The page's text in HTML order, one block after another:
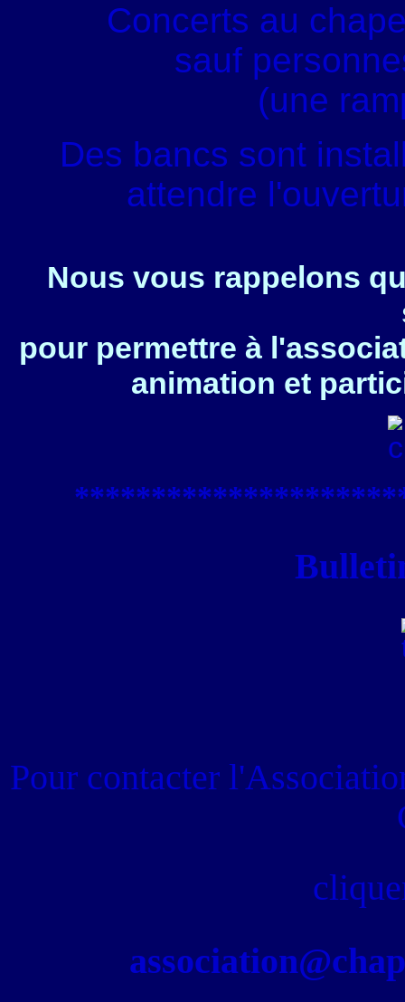
Concerts au
sauf
(une
Des bancs sont
attendre
Nous vous rappelons
pour permettre à
animation et
****************
Pour contacter